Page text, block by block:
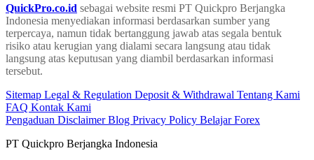
QuickPro.co.id sebagai website resmi PT Quickpro Berjangka
Indonesia menyediakan informasi berdasarkan sumber yang
terpercaya, namun tidak bertanggung jawab atas segala bentuk
risiko atau kerugian yang dialami secara langsung atau tidak
langsung atas keputusan yang diambil berdasarkan informasi
tersebut.
Sitemap Legal & Regulation Deposit & Withdrawal Tentang Kami
FAQ Kontak Kami
Pengaduan DisclaimerBlog Privacy Policy Belajar Forex
PT Quickpro Berjangka Indonesia